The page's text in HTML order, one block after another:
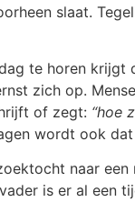
slaat.
te horen krijgt
zich op.
of zegt: “hoe
wordt ook dat
naar een
is er al een